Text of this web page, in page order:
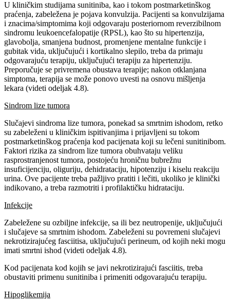
U kliničkim studijama sunitiniba, kao i tokom postmarketinškog
praćenja, zabeležena je pojava konvulzija. Pacijenti sa konvulzijama
i znacima/simptomima koji odgovaraju posteriornom reverzibilnom
sindromu leukoencefalopatije (RPSL), kao što su hipertenzija,
glavobolja, smanjena budnost, promenjene mentalne funkcije i
gubitak vida, uključujući i kortikalno slepilo, treba da primaju
odgovarajuću terapiju, uključujući terapiju za hipertenziju.
Preporučuje se privremena obustava terapije; nakon otklanjana
simptoma, terapija se može ponovo uvesti na osnovu mišljenja
lekara (videti odeljak 4.8).
Sindrom lize tumora
Slučajevi sindroma lize tumora, ponekad sa smrtnim ishodom, retko
su zabeleženi u kliničkim ispitivanjima i prijavljeni su tokom
postmarketinškog praćenja kod pacijenata koji su lečeni sunitinibom.
Faktori rizika za sindrom lize tumora obuhvataju veliku
rasprostranjenost tumora, postojeću hroničnu bubrežnu
insuficijenciju, oliguriju, dehidrataciju, hipotenziju i kiselu reakciju
urina. Ove pacijente treba pažljivo pratiti i lečiti, ukoliko je klinički
indikovano, a treba razmotriti i profilaktičku hidrataciju.
Infekcije
Zabeležene su ozbiljne infekcije, sa ili bez neutropenije, uključujući
i slučajeve sa smrtnim ishodom. Zabeleženi su povremeni slučajevi
nekrotizirajućeg fasciitisa, uključujući perineum, od kojih neki mogu
imati smrtni ishod (videti odeljak 4.8).
Kod pacijenata kod kojih se javi nekrotizirajući fasciitis, treba
obustaviti primenu sunitiniba i primeniti odgovarajuću terapiju.
Hipoglikemija